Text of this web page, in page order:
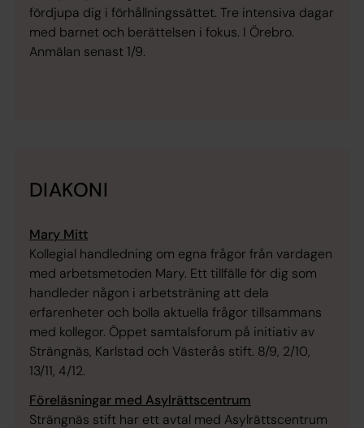
fördjupa dig i förhållningssättet. Tre intensiva dagar
med barnet och berättelsen i fokus. I Örebro.
Anmälan senast 1/9.
DIAKONI
Mary Mitt
Kollegial handledning om egna frågor från vardagen
med arbetsmetoden Mary. Ett tillfälle för dig som
handleder någon i arbetsträning att dela
erfarenheter och bolla aktuella frågor tillsammans
med kollegor. Öppet samtalsforum på initiativ av
Strängnäs, Karlstad och Västerås stift. 8/9, 2/10,
13/11, 4/12.
Föreläsningar med Asylrättscentrum
Strängnäs stift har ett avtal med Asylrättscentrum